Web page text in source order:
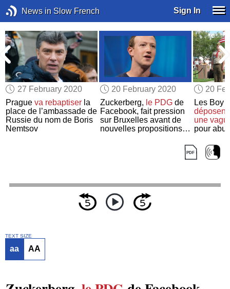
News in Slow French Sign In
27 February 2020
Pragueva rebaptiser la
place de l’ambassade de
Russie du nom de Boris
Nemtsov
20 February 2020
Zuckerberg, le PDGde
Facebook, fait pression
sur Bruxelles avant de
nouvelles propositions
20
Les Boy
une
pour
TEXT SIZE
aa AA